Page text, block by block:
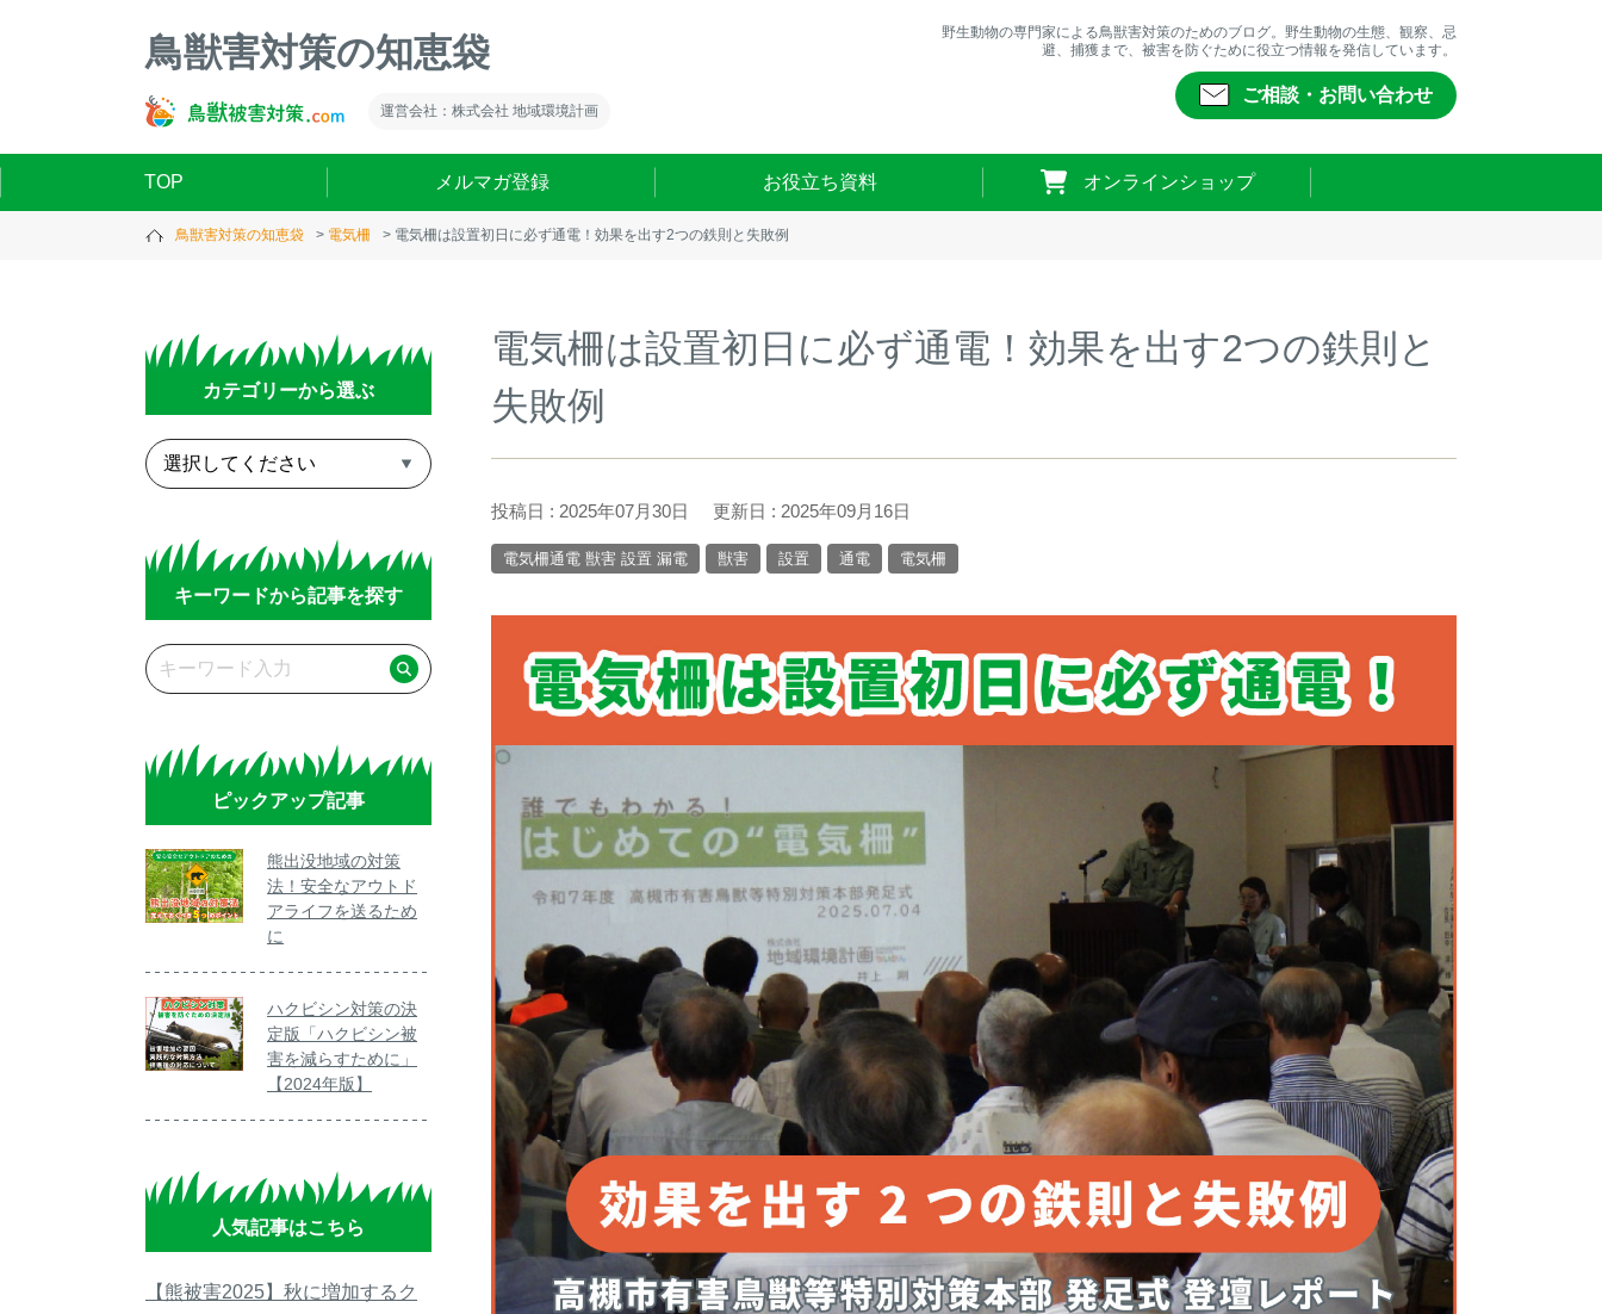
鳥獣害対策の知恵袋
運営会社：株式会社 地域環境計画
野生動物の専門家による鳥獣害対策のためのブログ。野生動物の生態、観察、忌
避、捕獲まで、被害を防ぐために役立つ情報を発信しています。
ご相談・お問い合わせ
TOP メルマガ登録 お役立ち資料 オンラインショップ
鳥獣害対策の知恵袋 電気柵 電気柵は設置初日に必ず通電！効果を出す2つの鉄則と失敗例
カテゴリーから選ぶ
キーワードから記事を探す
ピックアップ記事
熊出没地域の対策
法！安全なアウトド
アライフを送るため
に
ハクビシン対策の決
定版「ハクビシン被
害を減らすために」
【2024年版】
人気記事はこちら
【熊被害2025】秋に増加するク
電気柵は設置初日に必ず通電！効果を出す2つの鉄則と
失敗例
投稿日 : 2025年07月30日 更新日 : 2025年09月16日
電気柵通電 獣害 設置 漏電 獣害 設置 通電 電気柵